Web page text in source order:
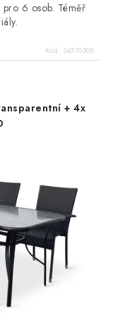
pro 6 osob. Téměř
Kód: 34570508
+ 4x